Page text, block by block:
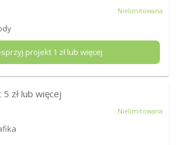
Nielimitowana
projekt 1 zł lub więcej
5 zł lub więcej
Nielimitowana